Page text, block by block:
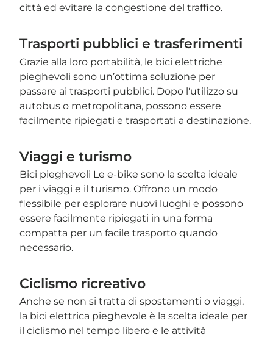
città ed evitare la congestione del traffico.
Trasporti pubblici e trasferimenti
Grazie alla loro portabilità, le bici elettriche
pieghevoli sono un’ottima soluzione per
passare ai trasporti pubblici. Dopo l'utilizzo su
autobus o metropolitana, possono essere
facilmente ripiegati e trasportati a destinazione.
Viaggi e turismo
Bici pieghevoli Le e-bike sono la scelta ideale
per i viaggi e il turismo. Offrono un modo
flessibile per esplorare nuovi luoghi e possono
essere facilmente ripiegati in una forma
compatta per un facile trasporto quando
necessario.
Ciclismo ricreativo
Anche se non si tratta di spostamenti o viaggi,
la bici elettrica pieghevole è la scelta ideale per
il ciclismo nel tempo libero e le attività